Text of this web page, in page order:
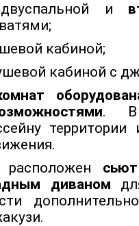
и
кабиной;
кабиной с
. В
расположен
диваном